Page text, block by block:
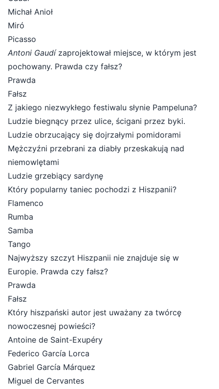
Michał Anioł
Miró
Picasso
Antoni Gaudízaprojektował miejsce, w którym jest
pochowany. Prawda czy fałsz?
Prawda
Fałsz
Z jakiego niezwykłego festiwalu słynie Pampeluna?
Ludzie biegnący przez ulice, ścigani przez byki.
Ludzie obrzucający się dojrzałymi pomidorami
Mężczyźni przebrani za diabły przeskakują nad
niemowlętami
Ludzie grzebiący sardynę
Który popularny taniec pochodzi z Hiszpanii?
Flamenco
Rumba
Samba
Tango
Najwyższy szczyt Hiszpanii nie znajduje się w
Europie. Prawda czy fałsz?
Prawda
Fałsz
Który hiszpański autor jest uważany za twórcę
nowoczesnej powieści?
Antoine de Saint-Exupéry
Federico García Lorca
Gabriel García Márquez
Miguel de Cervantes